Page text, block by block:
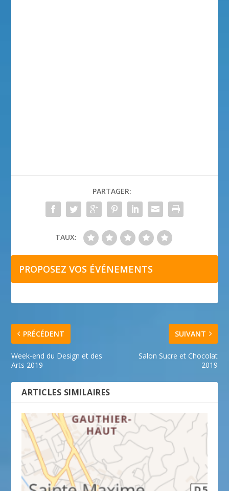
PARTAGER:
TAUX:
PROPOSEZ VOS ÉVÉNEMENTS
PRÉCÉDENT
Week-end du Design et des
Arts 2019
SUIVANT
Salon Sucre et Chocolat
2019
ARTICLES SIMILAIRES